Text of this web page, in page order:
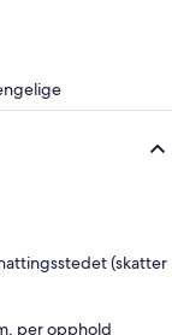
(skatter
per opphold